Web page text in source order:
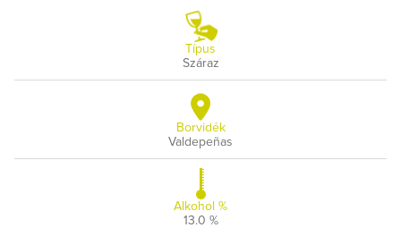
Típus
Száraz
Borvidék
Valdepeñas
Alkohol %
13.0 %